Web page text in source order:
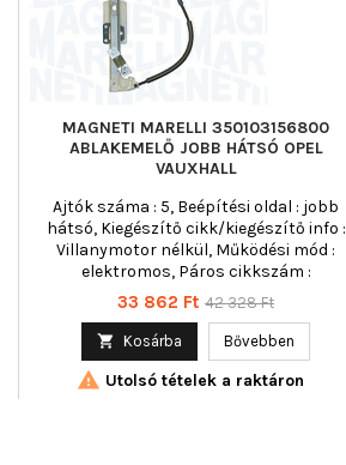
MAGNETI MARELLI 350103156800
ABLAKEMELŐ JOBB HÁTSÓ OPEL
VAUXHALL
Ajtók száma : 5, Beépítési oldal : jobb
hátsó, Kiegészítő cikk/kiegészítő info :
Villanymotor nélkül, Működési mód :
elektromos, Páros cikkszám :
350103156700
Ár
33 862 Ft Normál
42 328 Ft
 Kosárba Bővebben
 Utolsó tételek a raktáron